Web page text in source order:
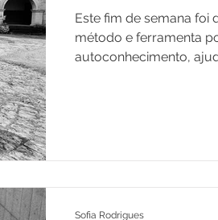
Este fim de semana
método e ferramenta
autoconhecimento,
Sofia Rodrigues